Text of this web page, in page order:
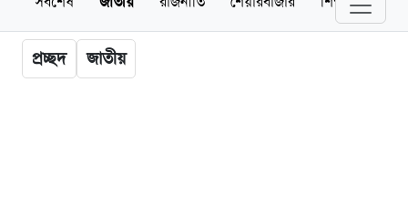
প্রচ্ছদ জাতীয়